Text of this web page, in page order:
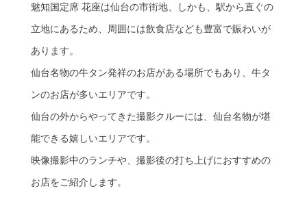
魅知国定席 花座は仙台の市街地、しかも、駅から直ぐの
立地にあるため、周囲には飲食店なども豊富で賑わいが
あります。
仙台名物の牛タン発祥のお店がある場所でもあり、牛タ
ンのお店が多いエリアです。
仙台の外からやってきた撮影クルーには、仙台名物が堪
能できる嬉しいエリアです。
映像撮影中のランチや、撮影後の打ち上げにおすすめの
お店をご紹介します。